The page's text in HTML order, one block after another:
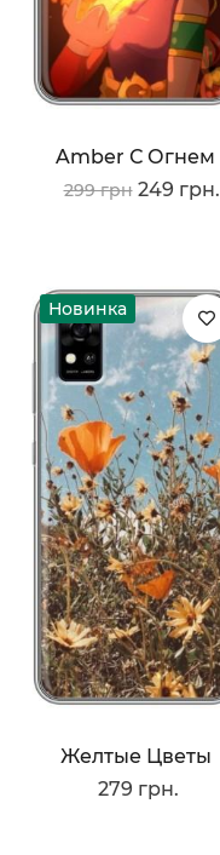
Amber С Огнем
299 грн 249 грн.
Новинка
Желтые Цветы
279 грн.